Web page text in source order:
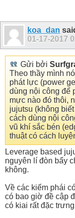
koa_dan
01-17-2017
Gửi bởi
Theo thầy mình
phát lực (power
dùng nội công để
mực nào đó thôi,
jujutsu (không
cách dùng nội
vũ khí sắc bén
thuật có cách
Leverage based
nguyên lí đòn bẩy
không.
Về các kiếm phái
có bao giờ đề cập
có kiai rất đặc